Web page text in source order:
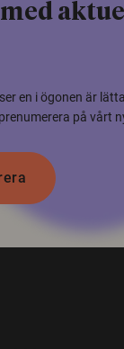
en i ögonen är
på vårt